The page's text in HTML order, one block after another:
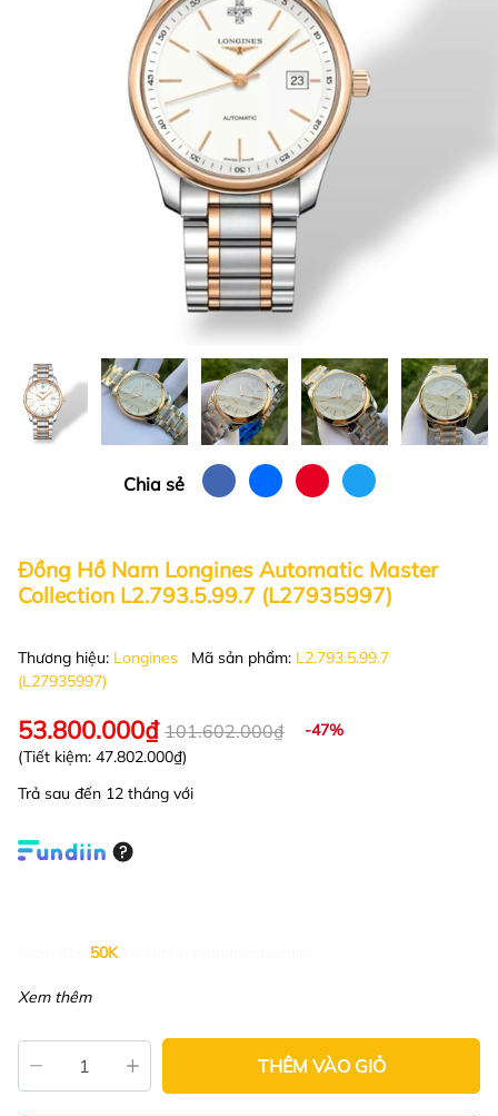
Chia sẻ
Đồng Hồ Nam Longines Automatic Master
Collection L2.793.5.99.7 (L27935997)
Thương hiệu: Longines Mã sản phẩm: L2.793.5.99.7
(L27935997)
53.800.000₫ 101.602.000₫
-47%
(Tiết kiệm: 47.802.000₫)
Trả sau đến 12 tháng với
50K
Xem thêm
THÊM VÀO GIỎ